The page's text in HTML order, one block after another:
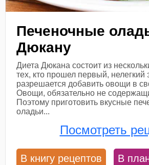
Печеночные
Дюкану
Диета Дюкана состоит из
тех, кто прошел первый, нелегкий
разрешается добавить овощи в
Овощи, обязательно не
Поэтому приготовить вкусные
оладьи...
Посмотреть
В книгу рецептов В